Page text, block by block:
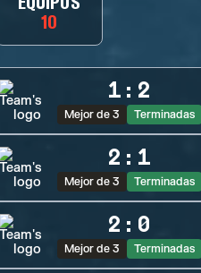
10
1 : 2
Mejor de 3 Terminadas
2 : 1
Mejor de 3 Terminadas
2 : 0
Mejor de 3 Terminadas